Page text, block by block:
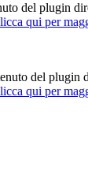
del plugin
qui per
del plugin
qui per